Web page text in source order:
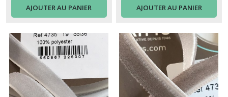
AJOUTER AU PANIER AJOUTER AU PANIER